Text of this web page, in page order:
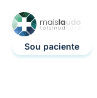
Sou paciente